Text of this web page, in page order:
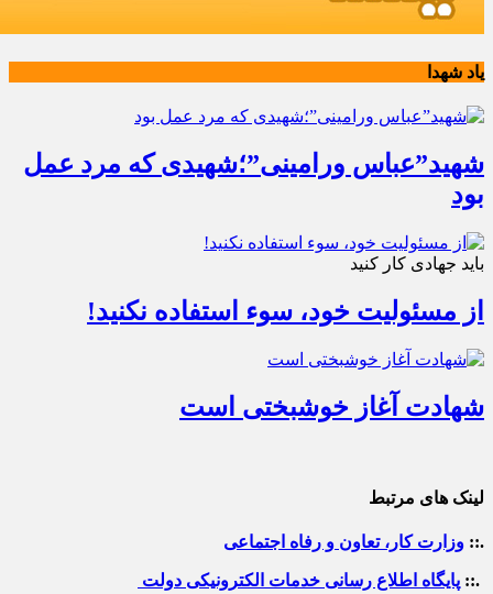
یاد شهدا
شهید”عباس ورامینی”؛شهیدی که مرد عمل
بود
باید جهادی کار کنید
از مسئولیت خود، سوء استفاده نکنید!
شهادت آغاز خوشبختی است
لینک های مرتبط
.:: وزارت کار، تعاون و رفاه اجتماعی
.:: پایگاه اطلاع رسانی خدمات الکترونیکی دولت